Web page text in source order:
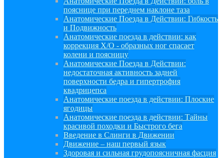
пояснице при переднем наклоне таза
Анатомические Поезда в Действии: Гибкость
и Подвижность
Анатомические поезда в действии: как
коррекция Х/О - образных ног спасает
колени и поясницу
Анатомические Поезда в Действии:
недостаточная активность задней
поверхности бедра и гипертрофия
квадрицепса
Анатомические поезда в действии: Плоские
ягодицы
Анатомические поезда в действии: Тайны
красивой походки и Быстрого бега
Введение в Слинги в Движении
Движение – наш первый язык
Здоровая и сильная грудопоясничная фасция